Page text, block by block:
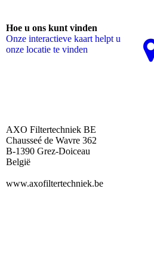
Hoe u ons kunt vinden
Onze interactieve kaart helpt u
onze locatie te vinden
AXO Filtertechniek BE
Chausseé de Wavre 362
B-1390 Grez-Doiceau
België
www.axofiltertechniek.be